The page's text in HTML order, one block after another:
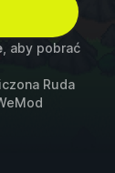
, aby pobrać
Ruda